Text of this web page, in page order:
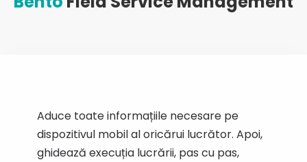
Aduce toate informațiile necesare pe
dispozitivul mobil al oricărui lucrător. Apoi,
ghidează execuția lucrării, pas cu pas,